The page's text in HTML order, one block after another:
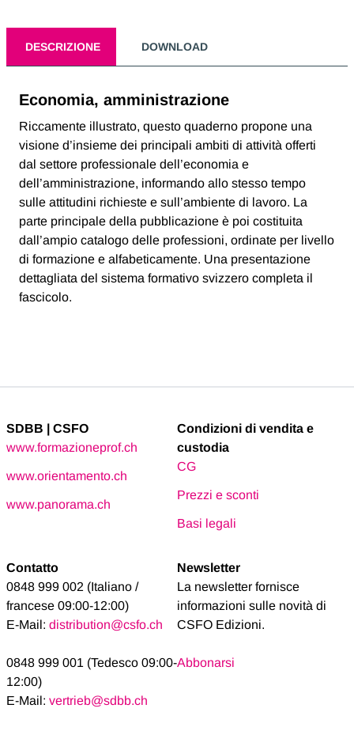
DESCRIZIONE DOWNLOAD
Economia, amministrazione
Riccamente illustrato, questo quaderno propone una
visione d’insieme dei principali ambiti di attività offerti
dal settore professionale dell’economia e
dell’amministrazione, informando allo stesso tempo
sulle attitudini richieste e sull’ambiente di lavoro. La
parte principale della pubblicazione è poi costituita
dall’ampio catalogo delle professioni, ordinate per livello
di formazione e alfabeticamente. Una presentazione
dettagliata del sistema formativo svizzero completa il
fascicolo.
SDBB | CSFO
www.formazioneprof.ch
www.orientamento.ch
www.panorama.ch
Condizioni di vendita e
custodia
CG
Prezzi e sconti
Basi legali
Contatto
0848 999 002 (Italiano /
francese 09:00-12:00)
E-Mail: distribution@csfo.ch
0848 999 001 (Tedesco 09:00-
12:00)
E-Mail: vertrieb@sdbb.ch
Newsletter
La newsletter fornisce
informazioni sulle novità di
CSFO Edizioni.
Abbonarsi